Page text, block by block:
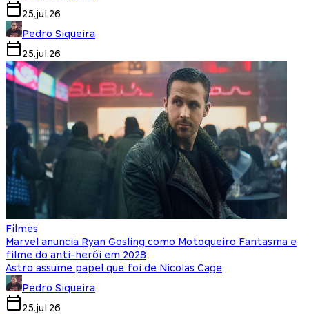
25.jul.26
Pedro Siqueira
25.jul.26
Filmes
Marvel anuncia Ryan Gosling como Motoqueiro Fantasma e
filme do anti-herói em 2028
Astro assume papel que foi de Nicolas Cage
Pedro Siqueira
25.jul.26